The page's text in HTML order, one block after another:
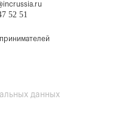
52 51
данных